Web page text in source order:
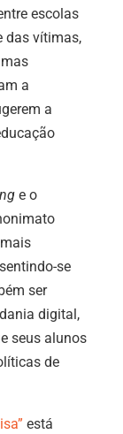
escolas
das vítimas,
a
a
e o
se
ser
digital,
seus alunos
de
está